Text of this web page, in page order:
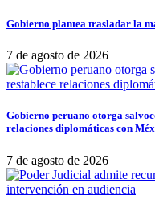
Gobierno plantea trasladar la
7 de agosto de 2026
Gobierno peruano otorga
relaciones diplomáticas con
7 de agosto de 2026